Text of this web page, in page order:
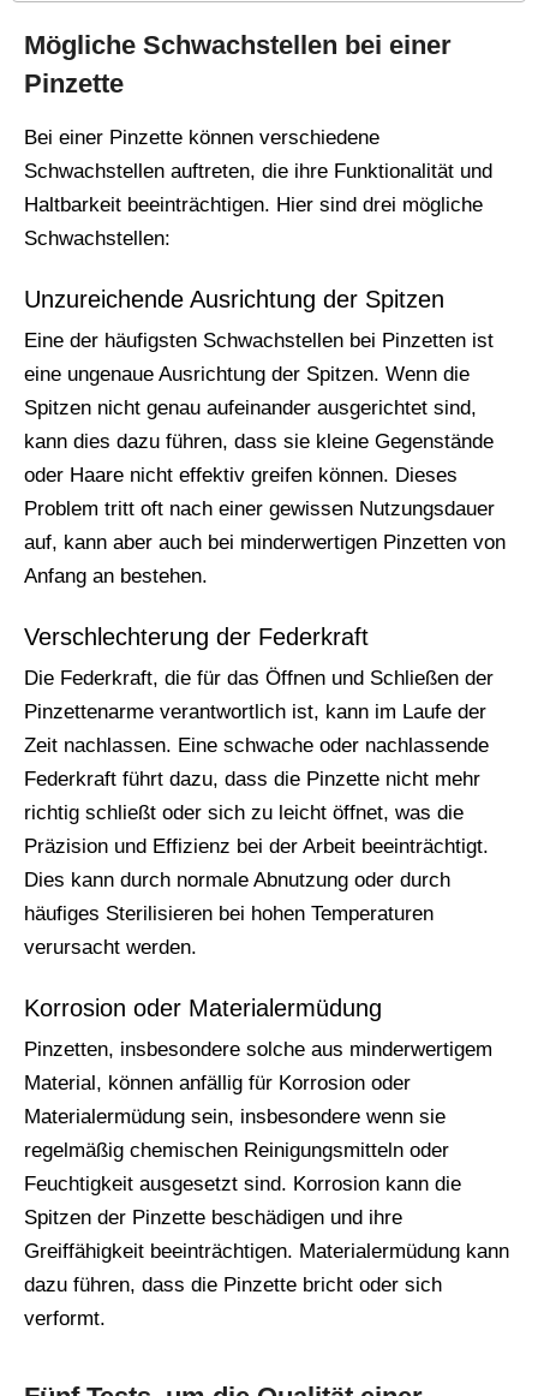
Mögliche Schwachstellen bei einer
Pinzette
Bei einer Pinzette können verschiedene
Schwachstellen auftreten, die ihre Funktionalität und
Haltbarkeit beeinträchtigen. Hier sind drei mögliche
Schwachstellen:
Unzureichende Ausrichtung der Spitzen
Eine der häufigsten Schwachstellen bei Pinzetten ist
eine ungenaue Ausrichtung der Spitzen. Wenn die
Spitzen nicht genau aufeinander ausgerichtet sind,
kann dies dazu führen, dass sie kleine Gegenstände
oder Haare nicht effektiv greifen können. Dieses
Problem tritt oft nach einer gewissen Nutzungsdauer
auf, kann aber auch bei minderwertigen Pinzetten von
Anfang an bestehen.
Verschlechterung der Federkraft
Die Federkraft, die für das Öffnen und Schließen der
Pinzettenarme verantwortlich ist, kann im Laufe der
Zeit nachlassen. Eine schwache oder nachlassende
Federkraft führt dazu, dass die Pinzette nicht mehr
richtig schließt oder sich zu leicht öffnet, was die
Präzision und Effizienz bei der Arbeit beeinträchtigt.
Dies kann durch normale Abnutzung oder durch
häufiges Sterilisieren bei hohen Temperaturen
verursacht werden.
Korrosion oder Materialermüdung
Pinzetten, insbesondere solche aus minderwertigem
Material, können anfällig für Korrosion oder
Materialermüdung sein, insbesondere wenn sie
regelmäßig chemischen Reinigungsmitteln oder
Feuchtigkeit ausgesetzt sind. Korrosion kann die
Spitzen der Pinzette beschädigen und ihre
Greiffähigkeit beeinträchtigen. Materialermüdung kann
dazu führen, dass die Pinzette bricht oder sich
verformt.